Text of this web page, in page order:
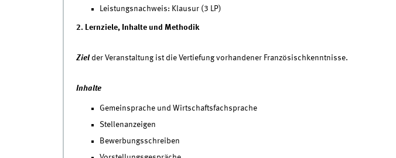
Leistungsnachweis: Klausur (3 LP)
2. Lernziele, Inhalte und Methodik
Ziel der Veranstaltung ist die Vertiefung vorhandener Französischkenntnisse.
Inhalte
Gemeinsprache und Wirtschaftsfachsprache
Stellenanzeigen
Bewerbungsschreiben